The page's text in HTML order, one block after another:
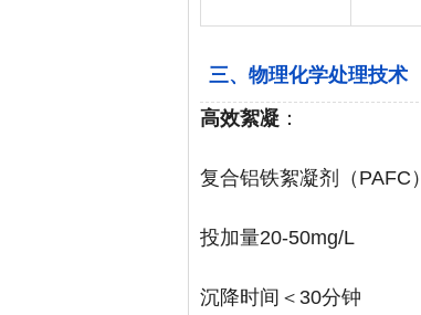
三、物理化学处理技术
高效絮凝 ：
复合铝铁絮凝剂（PAFC）
投加量20-50mg/L
沉降时间＜30分钟